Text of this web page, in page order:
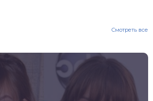
Смотреть все